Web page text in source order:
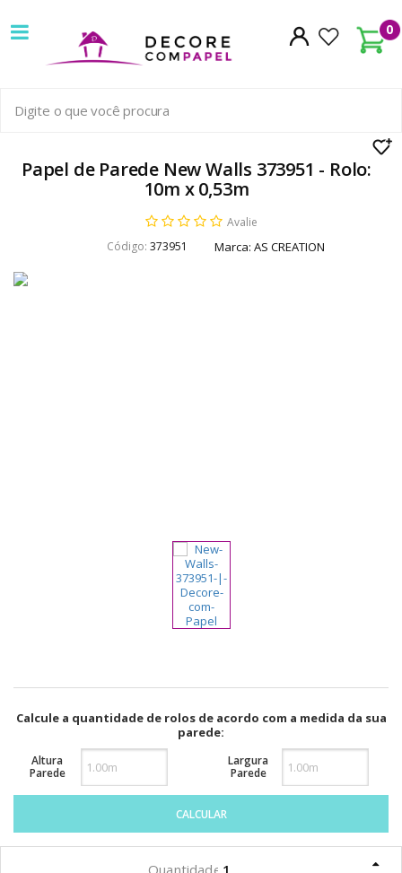
0
Decore
com
papel
pioneira
venda
Papel de Parede New Walls 373951 - Rolo:
10m x 0,53m
Avalie
Código: 373951 Marca: AS CREATION
Calcule a quantidade de rolos de acordo com a medida da sua
parede:
Altura
Parede
Largura
Parede
CALCULAR